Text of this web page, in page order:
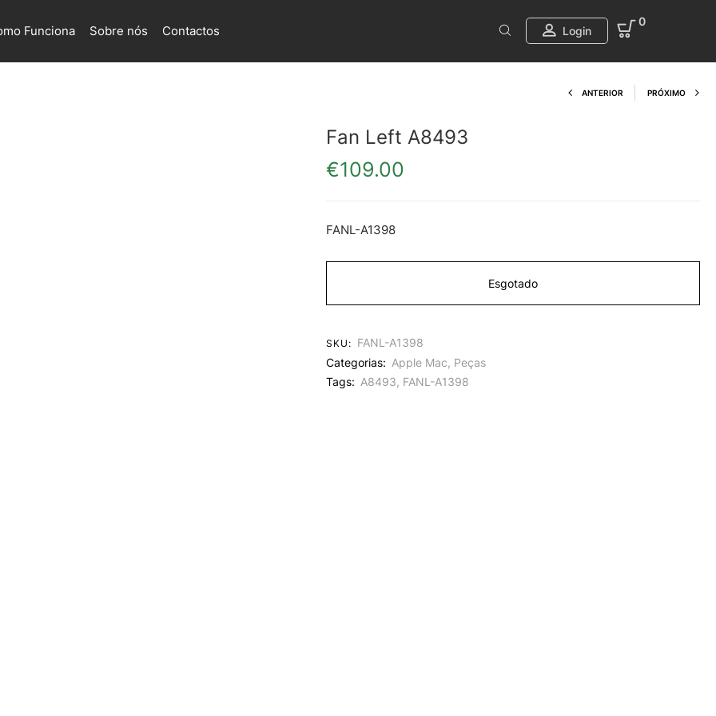
Funciona Sobre nós Contactos Login
0
Product
ANTERIOR PRÓXIMO
Fan Left A8493
€109.00
FANL-A1398
Esgotado
SKU: FANL-A1398
Categorias: Apple Mac, Peças
Tags: A8493, FANL-A1398